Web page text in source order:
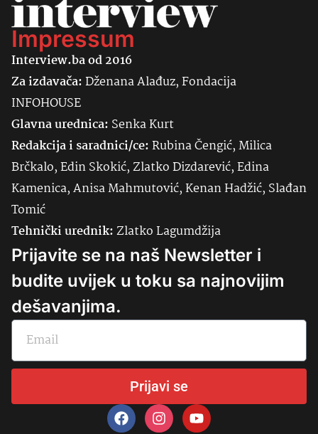
Impressum
Interview.ba od 2016
Za izdavača:Dženana Alađuz, Fondacija
INFOHOUSE
Glavna urednica: SenkaKurt
Redakcija i saradnici/ce:Rubina Čengić, Milica
Brčkalo, Edin Skokić, Zlatko Dizdarević, Edina
Kamenica, Anisa Mahmutović, Kenan Hadžić, Slađan
Tomić
Tehnički urednik:Zlatko Lagumdžija
Prijavite se na naš Newsletter i
budite uvijek u toku sa najnovijim
dešavanjima.
Prijavi se